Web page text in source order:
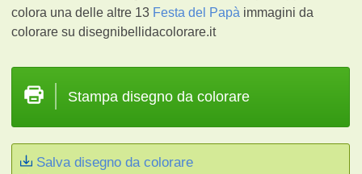
colora una delle altre 13 Festa del Papà immagini da
colorare su disegnibellidacolorare.it
Stampa disegno da colorare
Salva disegno da colorare